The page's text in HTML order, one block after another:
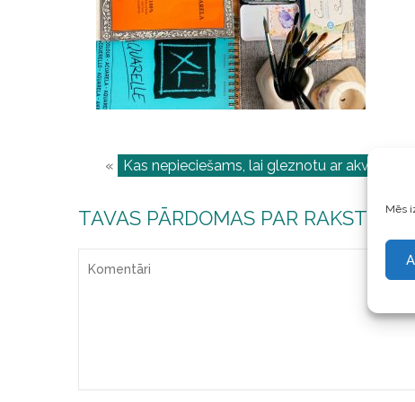
Mēs
« Kas nepieciešams, lai gleznotu ar akvareli?
TAVAS PĀRDOMAS PAR RAKSTU